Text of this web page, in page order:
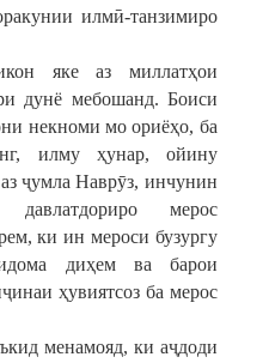
илмӣ-танзимиро
яке аз миллатҳои
дунё мебошанд. Боиси
некноми мо ориёҳо, ба
илму ҳунар, ойину
ҷумла Наврӯз, инчунин
давлатдориро мерос
ки ин мероси бузургу
диҳем ва барои
ҳувиятсоз ба мерос
менамояд, ки аҷдоди